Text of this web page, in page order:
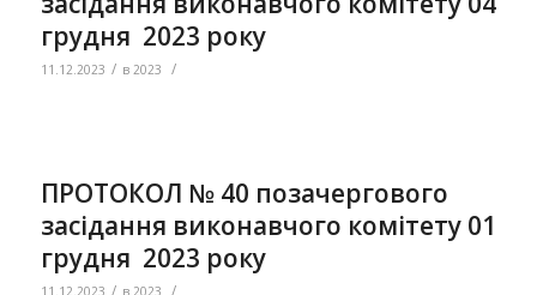
грудня 2023 року
11.12.2023 / в 2023 /
ПРОТОКОЛ № 40 позачергового
засідання виконавчого комітету 01
грудня 2023 року
/ /